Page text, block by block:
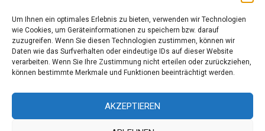
Um Ihnen ein optimales Erlebnis zu bieten, verwenden wir Technologien
wie Cookies, um Geräteinformationen zu speichern bzw. darauf
zuzugreifen. Wenn Sie diesen Technologien zustimmen, können wir
Daten wie das Surfverhalten oder eindeutige IDs auf dieser Website
verarbeiten. Wenn Sie Ihre Zustimmung nicht erteilen oder zurückziehen,
können bestimmte Merkmale und Funktionen beeinträchtigt werden.
AKZEPTIEREN